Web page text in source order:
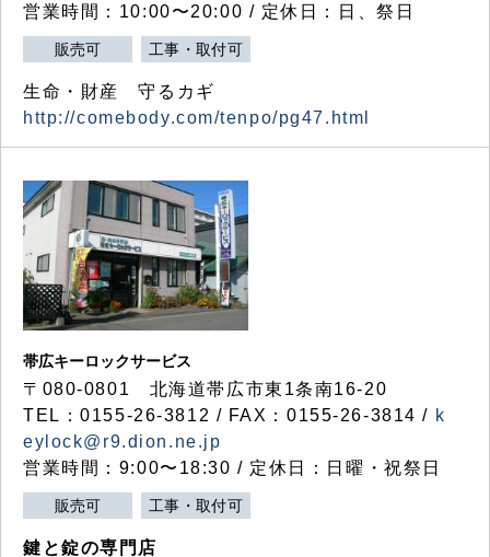
営業時間：10:00〜20:00 / 定休日：日、祭日
販売可 工事・取付可
生命・財産 守るカギ
http://comebody.com/tenpo/pg47.html
帯広キーロックサービス
〒080-0801 北海道帯広市東1条南16-20
TEL：0155-26-3812 / FAX：0155-26-3814 / k
eylock@r9.dion.ne.jp
営業時間：9:00〜18:30 / 定休日：日曜・祝祭日
販売可 工事・取付可
鍵と錠の専門店